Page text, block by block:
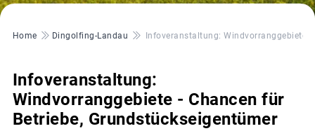
Pfadnavigation
Home Dingolfing-Landau Infoveranstaltung: Windvorranggebiete
Infoveranstaltung:
Windvorranggebiete - Chancen für
Betriebe, Grundstückseigentümer